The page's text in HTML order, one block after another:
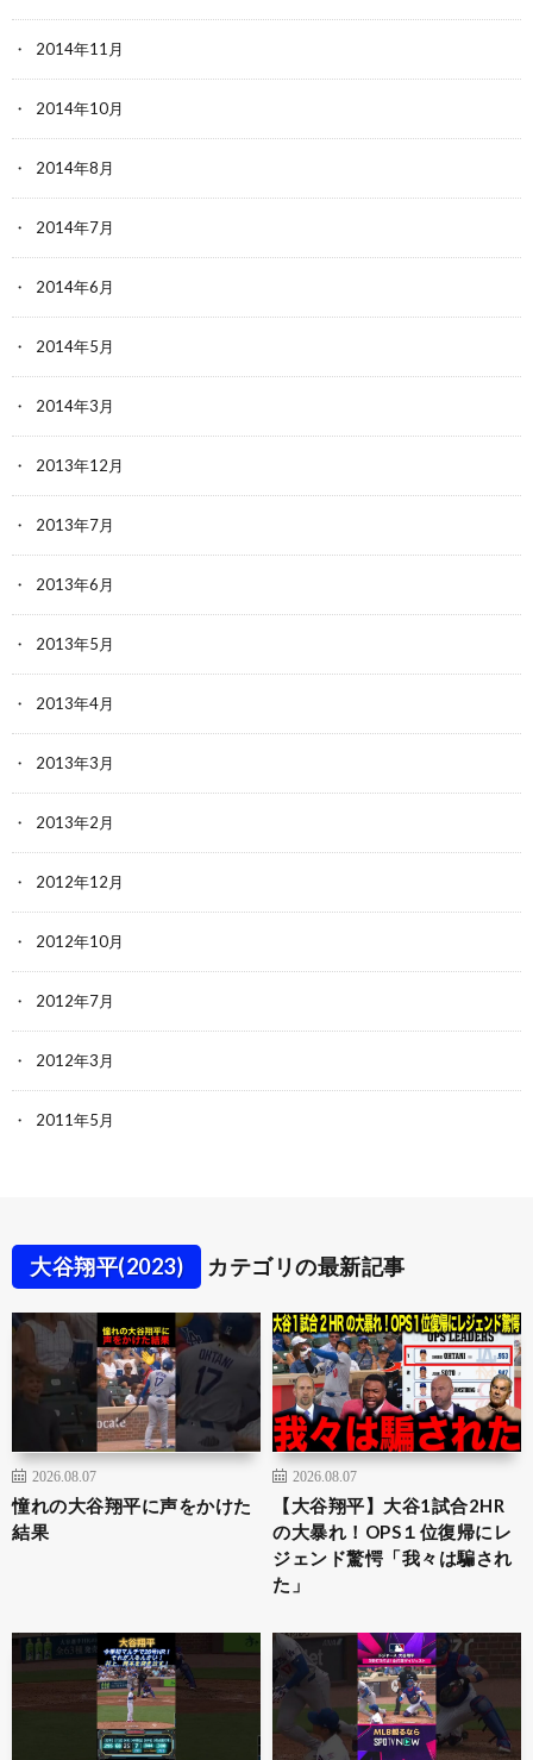
2014年11月
2014年10月
2014年8月
2014年7月
2014年6月
2014年5月
2014年3月
2013年12月
2013年7月
2013年6月
2013年5月
2013年4月
2013年3月
2013年2月
2012年12月
2012年10月
2012年7月
2012年3月
2011年5月
大谷翔平(2023) カテゴリの最新記事
2026.08.07
憧れの大谷翔平に声をかけた
結果
2026.08.07
【大谷翔平】大谷1試合2HR
の大暴れ！OPS１位復帰にレ
ジェンド驚愕「我々は騙され
た」